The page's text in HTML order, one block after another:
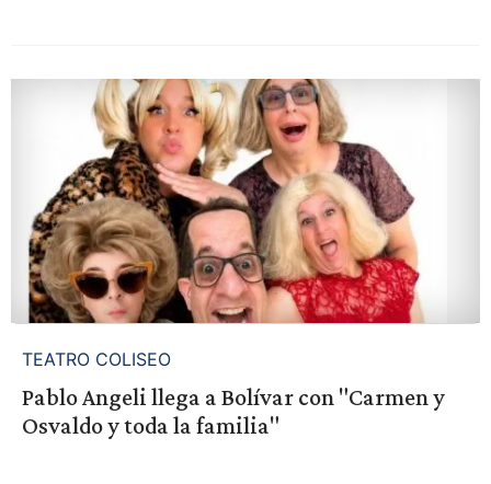
TEATRO COLISEO
Pablo Angeli llega a Bolívar con "Carmen y
Osvaldo y toda la familia"